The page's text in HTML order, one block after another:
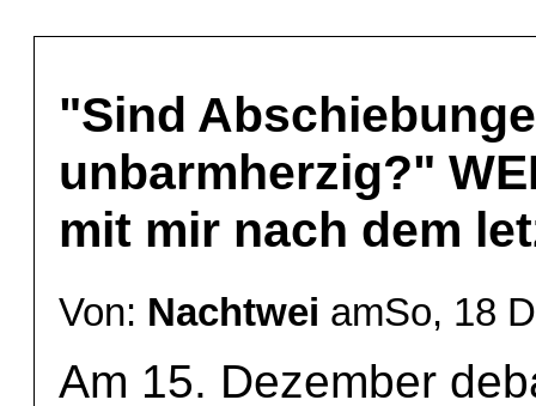
"Sind
unbarmherzig?"
mit mir nach dem
Von: Nachtwei amSo, 18
Am 15. Dezember